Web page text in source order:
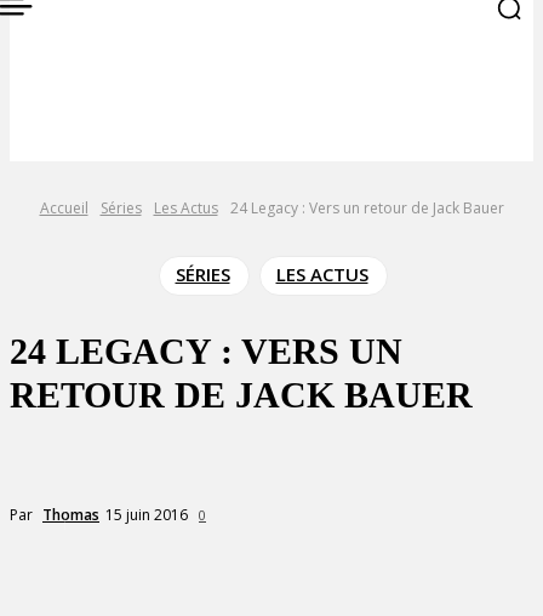
Accueil Séries Les Actus 24 Legacy : Vers un retour de Jack Bauer
SÉRIES LES ACTUS
24 LEGACY : VERS UN
RETOUR DE JACK BAUER
Par Thomas 15 juin 2016 0